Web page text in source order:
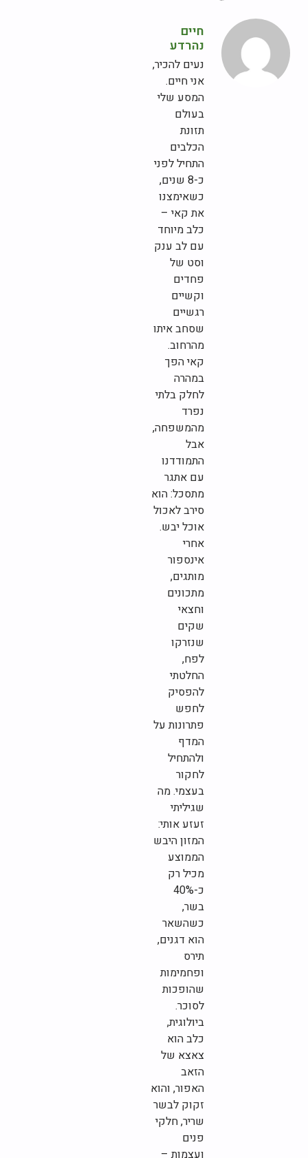
חיים
נהרדע
נעים להכיר,
אני חיים.
המסע שלי
בעולם
תזונת
הכלבים
התחיל לפני
כ-8 שנים,
כשאימצנו
את קאי –
כלב מיוחד
עם לב ענק
וסט של
פחדים
וקשיים
רגשיים
שסחב איתו
מהרחוב.
קאי הפך
במהרה
לחלק בלתי
נפרד
מהמשפחה,
אבל
התמודדנו
עם אתגר
מתסכל: הוא
סירב לאכול
אוכל יבש.
אחרי
אינספור
מותגים,
מתכונים
וחצאי
שקים
שנזרקו
לפח,
החלטתי
להפסיק
לחפש
פתרונות על
המדף
ולהתחיל
לחקור
בעצמי. מה
שגיליתי
זעזע אותי:
המזון היבש
הממוצע
מכיל רק
כ-40%
בשר,
כשהשאר
הוא דגנים,
תירס
ופחמימות
שהופכות
לסוכר.
ביולוגית,
כלב הוא
צאצא של
הזאב
האפור, והוא
זקוק לבשר
שריר, חלקי
פנים